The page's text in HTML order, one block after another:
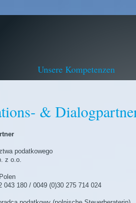
Unsere Kompetenzen
&
podatkowego
z o.o.
043 180 / 0049 (0)30 275 714 024